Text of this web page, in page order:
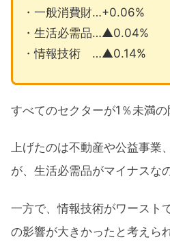
・一般消費財…+0.06%
・生活必需品…▲0.04%
・情報技術 …▲0.14%
すべてのセクターが1％未満の
上げたのは不動産や公益事業
が、生活必需品がマイナスな
一方で、情報技術がワースト
の影響が大きかったと考えら